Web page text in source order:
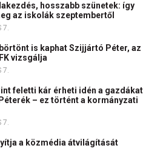
hosszabb szünetek: így
az iskolák szeptembertől
7.
is kaphat Szijjártó Péter, az
vizsgálja
7.
feletti kár érheti idén a
– ez történt a kormányzati
7.
a közmédia átvilágítását